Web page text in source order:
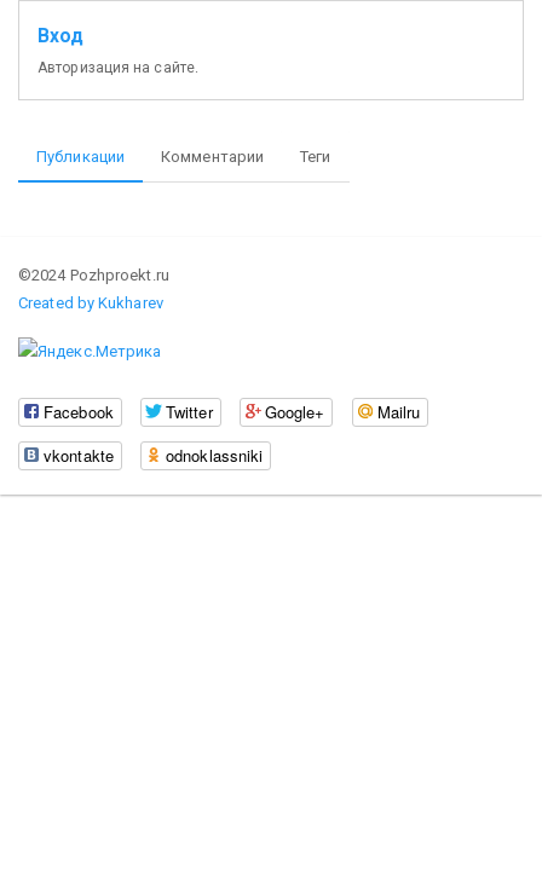
Вход
Авторизация на сайте.
Публикации Комментарии Теги
©2024 Pozhproekt.ru
Created by Kukharev
Facebook Twitter Google+
Mailru
vkontakte
odnoklassniki